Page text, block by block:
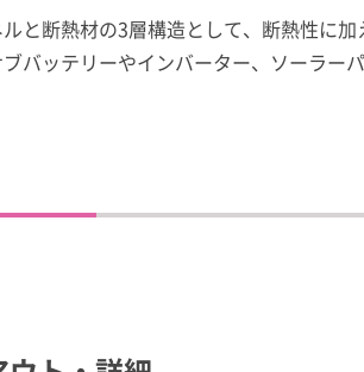
と断熱材の3層構造として、断熱性に
バッテリーやインバーター、ソーラー